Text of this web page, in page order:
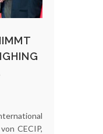
CECIP,